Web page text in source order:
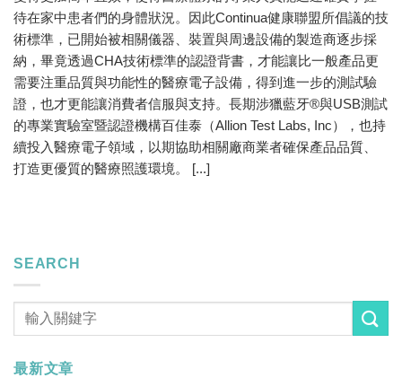
待在家中患者們的身體狀況。因此Continua健康聯盟所倡議的技
術標準，已開始被相關儀器、裝置與周邊設備的製造商逐步採
納，畢竟透過CHA技術標準的認證背書，才能讓比一般產品更
需要注重品質與功能性的醫療電子設備，得到進一步的測試驗
證，也才更能讓消費者信服與支持。長期涉獵藍牙®與USB測試
的專業實驗室暨認證機構百佳泰（Allion Test Labs, Inc），也持
續投入醫療電子領域，以期協助相關廠商業者確保產品品質、
打造更優質的醫療照護環境。 [...]
SEARCH
最新文章